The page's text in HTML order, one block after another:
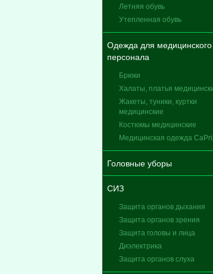
Летняя обувь
Утепленная обувь
Одежда для медицинского
персонала
Брюки
Халаты, платья
Жакеты, туники, куртки
медицинские
Костюмы медицинские
Медицинская одежда
Головные уборы
СИЗ
Защита органов дыхания
Защита органов зрения
Защита головы и лица
Диэлектрика
Защита органов слуха